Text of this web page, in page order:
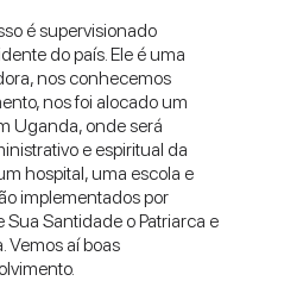
é supervisionado
do país. Ele é uma
nos conhecemos
nos foi alocado um
Uganda, onde será
e espiritual da
hospital, uma escola e
implementados por
Santidade o Patriarca e
Vemos aí boas